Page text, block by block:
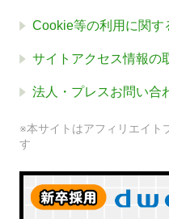
Cookie等の利用に関す
サイトアクセス情報の
法人・プレスお問い合
※本サイトはアフィリエイト
す